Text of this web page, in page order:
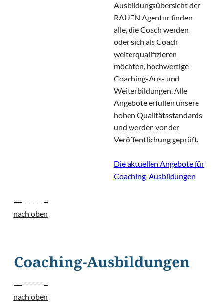
Ausbildungsübersicht der
RAUEN Agentur finden
alle, die Coach werden
oder sich als Coach
weiterqualifizieren
möchten, hochwertige
Coaching-Aus- und
Weiterbildungen. Alle
Angebote erfüllen unsere
hohen Qualitätsstandards
und werden vor der
Veröffentlichung geprüft.
Die aktuellen Angebote für
Coaching-Ausbildungen
nach oben
Coaching-Ausbildungen
nach oben